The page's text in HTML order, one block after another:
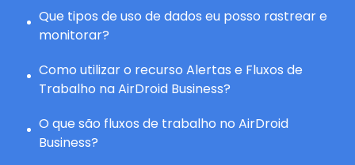
Que tipos de uso de dados eu posso rastrear e
monitorar?
Como utilizar o recurso Alertas e Fluxos de
Trabalho na AirDroid Business?
O que são fluxos de trabalho no AirDroid
Business?